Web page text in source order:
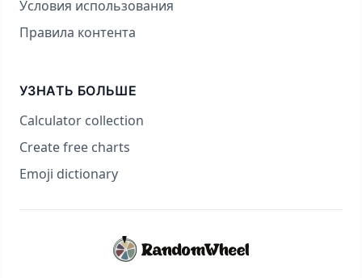
Условия использования
Правила контента
УЗНАТЬ БОЛЬШЕ
Calculator collection
Create free charts
Emoji dictionary